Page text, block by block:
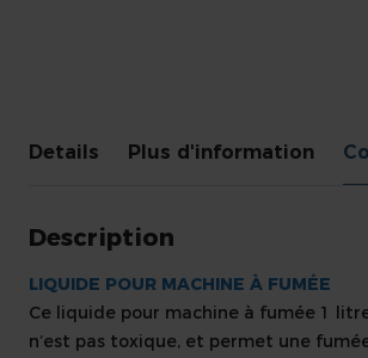
the
the
gallery
Details Plus d'information
Description
LIQUIDE POUR MACHINE À FUMÉE
Ce liquide pour machine à fumée 1
n’est pas toxique, et permet une